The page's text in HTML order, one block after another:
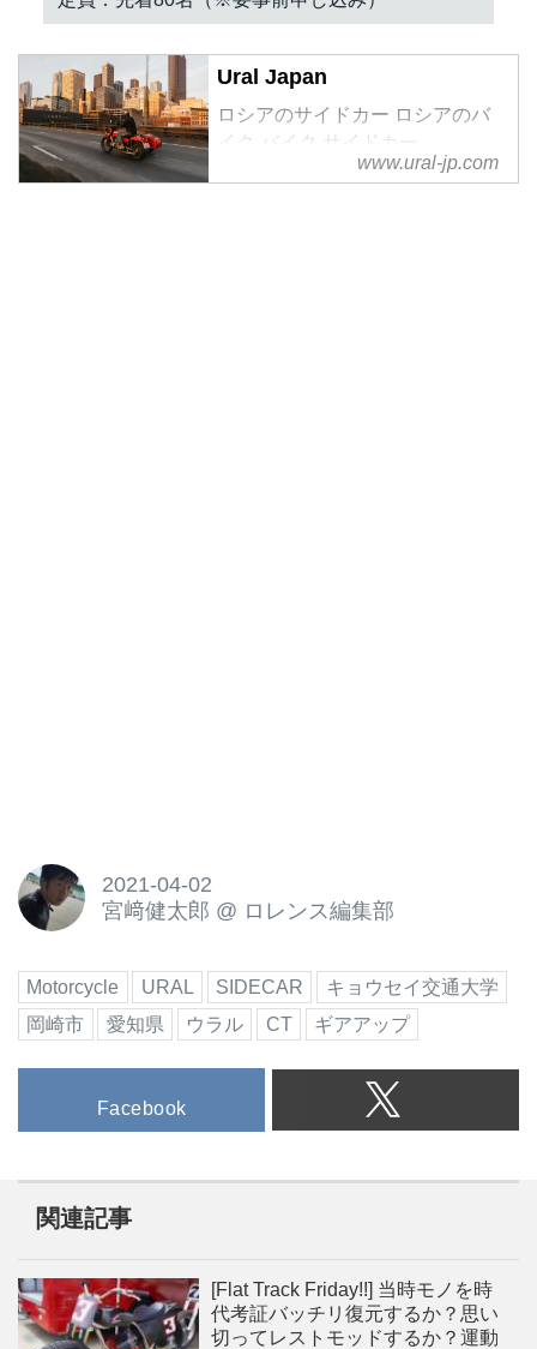
Ural Japan
ロシアのサイドカー ロシアのバ
イク バイク サイドカー
www.ural-jp.com
2021-04-02
宮﨑健太郎 @ ロレンス編集部
Motorcycle URAL SIDECAR
キョウセイ交通大学
岡崎市
愛知県 ウラル CT ギアアップ
Facebook
関連記事
[Flat Track Friday!!] 当時モノを時
代考証バッチリ復元するか？思い
切ってレストモッドするか？運動